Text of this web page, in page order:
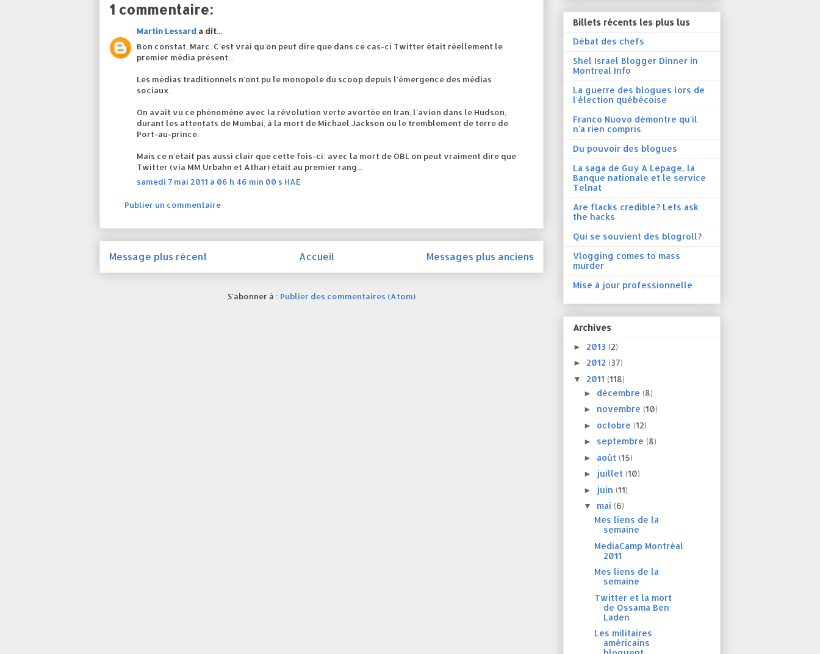
1 commentaire:
Martin Lessard a dit...
Bon constat, Marc. C'est vrai qu'on peut dire que dans ce cas-ci Twitter était réellement le
premier média présent...
Les médias traditionnels n'ont pu le monopole du scoop depuis l'émergence des médias
sociaux.
On avait vu ce phénomène avec la révolution verte avortée en Iran, l'avion dans le Hudson,
durant les attentats de Mumbai, à la mort de Michael Jackson ou le tremblement de terre de
Port-au-prince.
Mais ce n'était pas aussi clair que cette fois-ci: avec la mort de OBL on peut vraiment dire que
Twitter (via MM Urbahn et Athar) était au premier rang...
samedi 7 mai 2011 à 06 h 46 min 00 s HAE
Publier un commentaire
Message plus récent Messages plus anciens
Accueil
S'abonner à : Publier des commentaires (Atom)
Billets récents les plus lus
Débat des chefs
Shel Israel Blogger Dinner in
Montreal Info
La guerre des blogues lors de
l'élection québécoise
Franco Nuovo démontre qu'il
n'a rien compris
Du pouvoir des blogues
La saga de Guy A Lepage, la
Banque nationale et le service
Telnat
Are flacks credible? Lets ask
the hacks
Qui se souvient des blogroll?
Vlogging comes to mass
murder
Mise à jour professionnelle
Archives
► 2013 (2)
► 2012 (37)
▼ 2011 (118)
► décembre (8)
► novembre (10)
► octobre (12)
► septembre (8)
► août (15)
► juillet (10)
► juin (11)
▼ mai (6)
Mes liens de la
semaine
MediaCamp Montréal
2011
Mes liens de la
semaine
Twitter et la mort
de Ossama Ben
Laden
Les militaires
américains